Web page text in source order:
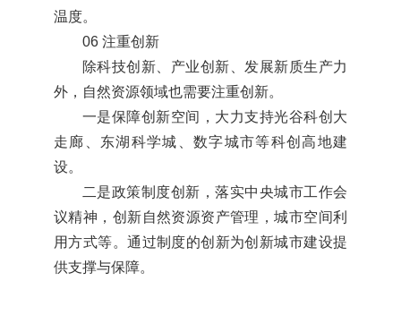
温度。
06 注重创新
除科技创新、产业创新、发展新质生产力
外，自然资源领域也需要注重创新。
一是保障创新空间，大力支持光谷科创大
走廊、东湖科学城、数字城市等科创高地建
设。
二是政策制度创新，落实中央城市工作会
议精神，创新自然资源资产管理，城市空间利
用方式等。通过制度的创新为创新城市建设提
供支撑与保障。